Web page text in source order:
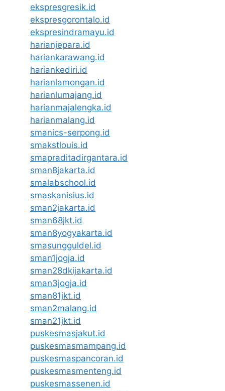
ekspresgresik.id
ekspresgorontalo.id
ekspresindramayu.id
harianjepara.id
hariankarawang.id
hariankediri.id
harianlamongan.id
harianlumajang.id
harianmajalengka.id
harianmalang.id
smanics-serpong.id
smakstlouis.id
smapraditadirgantara.id
sman8jakarta.id
smalabschool.id
smaskanisius.id
sman2jakarta.id
sman68jkt.id
sman8yogyakarta.id
smasungguldel.id
sman1jogja.id
sman28dkijakarta.id
sman3jogja.id
sman81jkt.id
sman2malang.id
sman21jkt.id
puskesmasjakut.id
puskesmasmampang.id
puskesmaspancoran.id
puskesmasmenteng.id
puskesmassenen.id